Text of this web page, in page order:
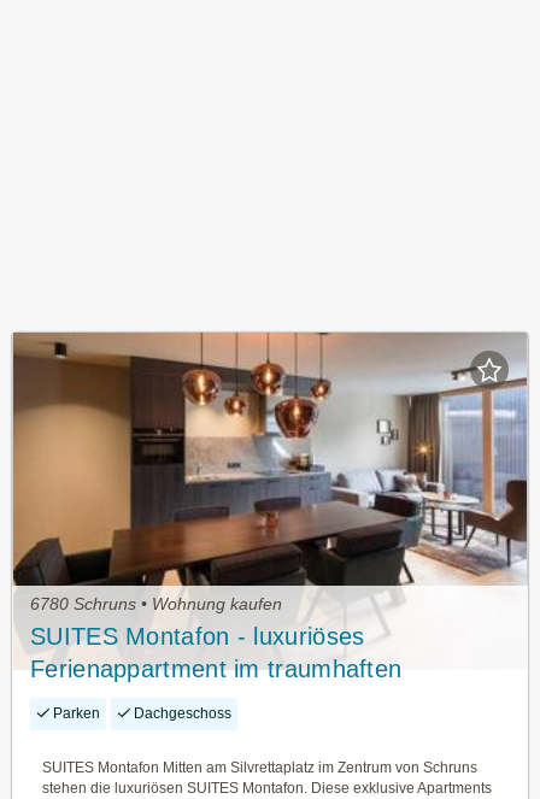
6780 Schruns • Wohnung kaufen
SUITES Montafon - luxuriöses
Ferienappartment im traumhaften
Montafon
Parken Dachgeschoss
SUITES Montafon Mitten am Silvrettaplatz im Zentrum von Schruns
stehen die luxuriösen SUITES Montafon. Diese exklusive Apartments